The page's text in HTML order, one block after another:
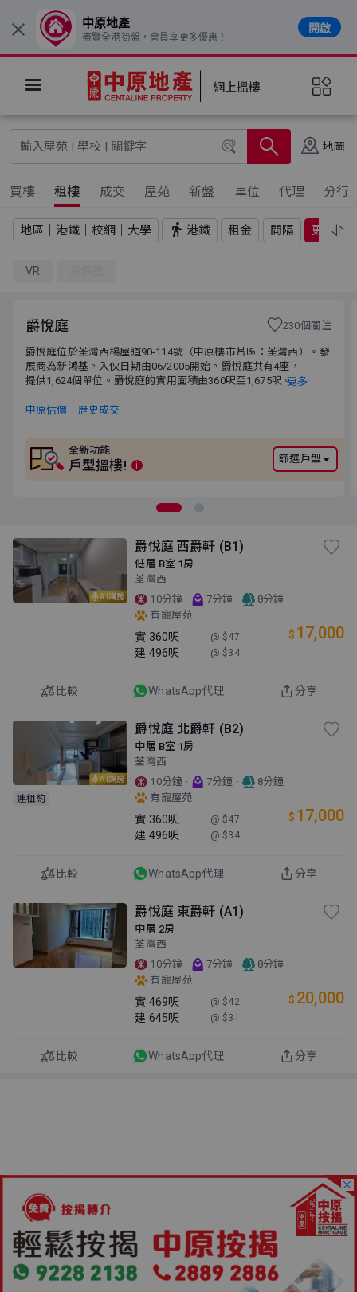
網上搵樓
地圖
買樓 租樓 成交 屋苑 新盤 車位 代理 分行
地區｜港鐵｜校網｜大學 港鐵 租金 間隔 更多
VR
爵悅庭 230個關注
爵悅庭位於荃灣西楊屋道90-114號（中原樓市片區：荃灣西）。發
展商為新鴻基。入伙日期由06/2005開始。爵悅庭共有4座，提供
1,624個單位。爵悅庭的實用面積由360呎至1,675呎。爵悅庭交通
爵悅庭位於荃灣西楊屋道90-114號（中原樓市片區：荃灣西）。發
展商為新鴻基。入伙日期由06/2005開始。爵悅庭共有4座，
提供1,624個單位。爵悅庭的實用面積由360呎至1,675呎。爵
網為荃灣區。
更多
中原估價 歷史成交
全新功能
戶型搵樓! i
篩選戶型
AI講房
爵悅庭 西爵軒 (B1)
低層 B室 1房
荃灣西
10分鐘 · 7分鐘 · 8分鐘 ·
有寵屋苑
實 360呎 @ $47
建 496呎 @ $34
$ 17,000
比較 WhatsApp代理 分享
AI講房
連租約
爵悅庭 北爵軒 (B2)
中層 B室 1房
荃灣西
10分鐘 · 7分鐘 · 8分鐘 ·
有寵屋苑
實 360呎 @ $47
建 496呎 @ $34
$ 17,000
比較 WhatsApp代理 分享
爵悅庭 東爵軒 (A1)
中層 2房
荃灣西
10分鐘 · 7分鐘 · 8分鐘 ·
有寵屋苑
實 469呎 @ $42
建 645呎 @ $31
$ 20,000
比較 WhatsApp代理 分享
× 中原地產
盡覽全港筍盤，會員享更多優惠！
開啟